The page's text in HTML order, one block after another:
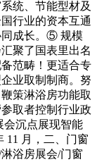
统、节能型材及
行业的资本互通
同成长。⑤ 规模
聚了国表里出名
范畴！更适合专
业取制制商。努
策淋浴房功能取
取者控制行业政
沉点展现智能
11 月，二、门窗
浴房展会/门窗